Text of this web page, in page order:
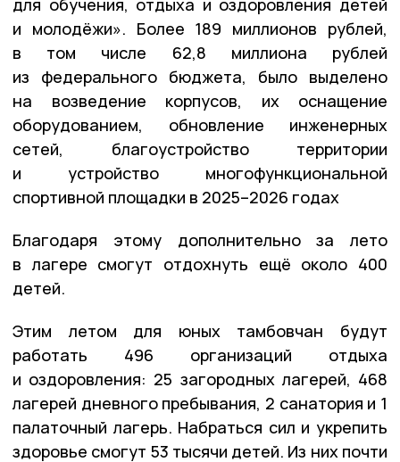
для обучения, отдыха и оздоровления детей
и молодёжи». Более 189 миллионов рублей,
в том числе 62,8 миллиона рублей
из федерального бюджета, было выделено
на возведение корпусов, их оснащение
оборудованием, обновление инженерных
сетей, благоустройство территории
и устройство многофункциональной
спортивной площадки в 2025–2026 годах
Благодаря этому дополнительно за лето
в лагере смогут отдохнуть ещё около 400
детей.
Этим летом для юных тамбовчан будут
работать 496 организаций отдыха
и оздоровления: 25 загородных лагерей, 468
лагерей дневного пребывания, 2 санатория и 1
палаточный лагерь. Набраться сил и укрепить
здоровье смогут 53 тысячи детей. Из них почти